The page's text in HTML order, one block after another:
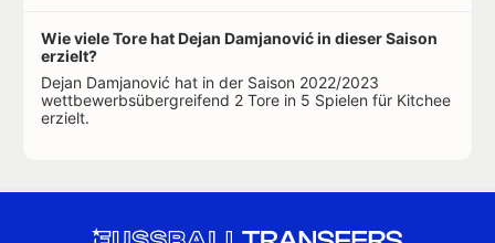
Wie viele Tore hat Dejan Damjanović in dieser Saison
erzielt?
Dejan Damjanović hat in der Saison 2022/2023
wettbewerbsübergreifend 2 Tore in 5 Spielen für Kitchee
erzielt.